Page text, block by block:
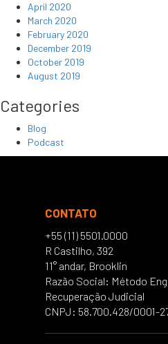
April 2020
March 2020
February 2020
December 2019
October 2019
August 2019
Categories
Blog
Podcast
CONTATO
+55 (11) 5501.0000
R Castilho, 392
11° andar, Brooklin
Razão Social: Método
Recuperação Judicial
CNPJ: 58.700.428/0001-